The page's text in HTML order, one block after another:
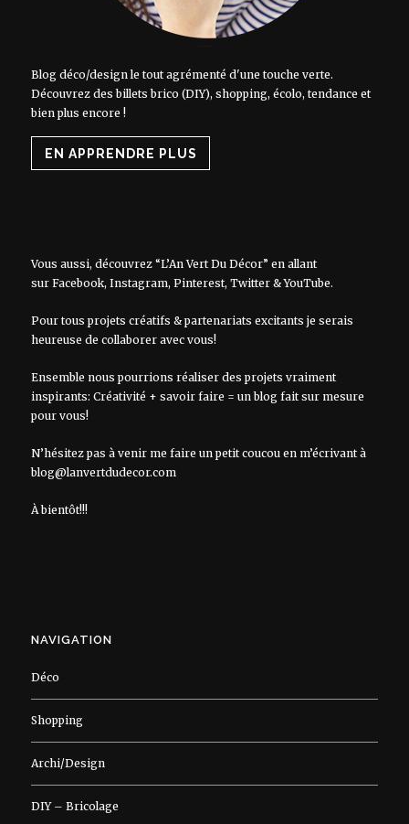
Blog déco/design le tout agrémenté d'une touche verte.
Découvrez des billets brico (DIY), shopping, écolo, tendance et
bien plus encore !
EN APPRENDRE PLUS
Vous aussi, découvrez “L’An Vert Du Décor” en allant
sur Facebook, Instagram, Pinterest, Twitter&YouTube.
Pour tous projets créatifs & partenariats excitants je serais
heureuse de collaborer avec vous!
Ensemble nous pourrions réaliser des projets vraiment
inspirants: Créativité + savoir faire = un blog fait sur mesure
pour vous!
N’hésitez pas à venir me faire un petit coucou en m’écrivant à
blog@lanvertdudecor.com
À bientôt!!!
NAVIGATION
Déco
Shopping
Archi/Design
DIY – Bricolage